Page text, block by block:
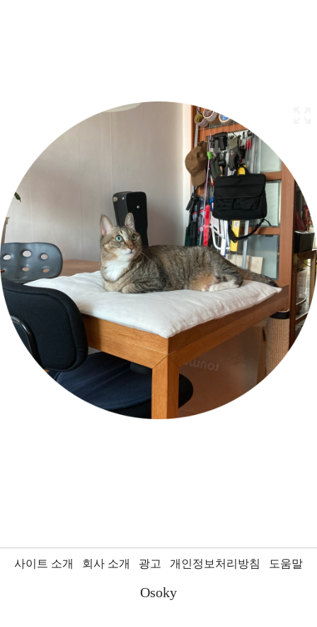
사이트 소개 회사 소개 광고 개인정보처리방침 도움말
Osoky